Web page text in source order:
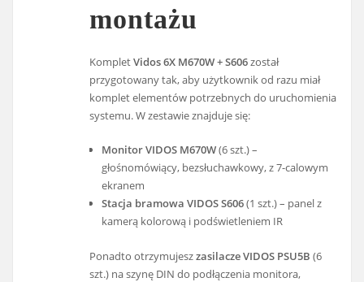
montażu
KompletVidos 6X M670W + S606został
przygotowany tak, aby użytkownik od razu miał
komplet elementów potrzebnych do uruchomienia
systemu. W zestawie znajduje się:
Monitor VIDOS M670W(6 szt.) –
głośnomówiący, bezsłuchawkowy, z 7-calowym
ekranem
Stacja bramowa VIDOS S606(1 szt.) – panel z
kamerą kolorową i podświetleniem IR
Ponadto otrzymujeszzasilacze VIDOS PSU5B (6
szt.) na szynę DIN do podłączenia monitora,